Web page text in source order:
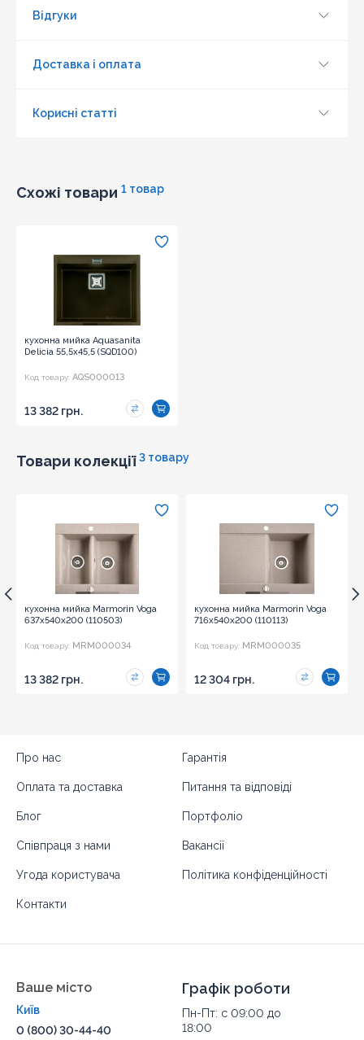
Відгуки
Доставка і оплата
Корисні статті
Схожі товари 1 товар
кухонна мийка Aquasanita
Delicia 55,5x45,5 (SQD100)
Код товару: AQS000013
13 382 грн.
Товари колекції 3 товару
кухонна мийка Marmorin Voga
637х540х200 (110503)
Код товару: MRM000034
13 382 грн.
кухонна мийка Marmorin Voga
716х540х200 (110113)
Код товару: MRM000035
12 304 грн.
Про нас Гарантія
Оплата та доставка Питання та відповіді
Блог Портфоліо
Співпраця з нами Вакансії
Угода користувача Політика конфіденційності
Контакти
Ваше місто
Київ
0 (800) 30-44-40
Графік роботи
Пн-Пт: с 09:00 до
18:00